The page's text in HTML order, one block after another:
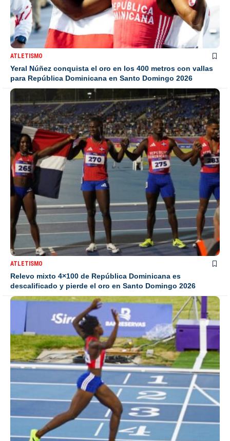
ATLETISMO
Yeral Núñez conquista el oro en los 400 metros con vallas
para República Dominicana en Santo Domingo 2026
ATLETISMO
Relevo mixto 4×100 de República Dominicana es
descalificado y pierde el oro en Santo Domingo 2026